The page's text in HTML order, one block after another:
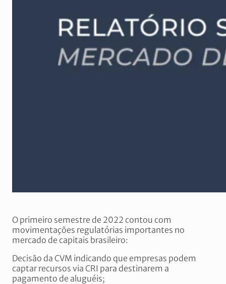
O primeiro semestre de 2022 contou com
movimentações regulatórias importantes no
mercado de capitais brasileiro:
Decisão da CVM indicando que empresas podem
captar recursos via CRI para destinarem a
pagamento de aluguéis;